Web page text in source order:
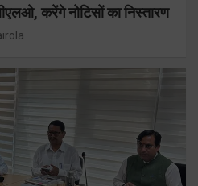
करेंगे नोटिसों का निस्तारण